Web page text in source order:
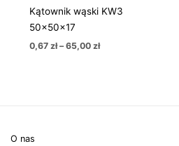
Kątownik wąski KW3
50x50x17
0,67 zł – 65,00 zł
od
0,67 zł
O nas